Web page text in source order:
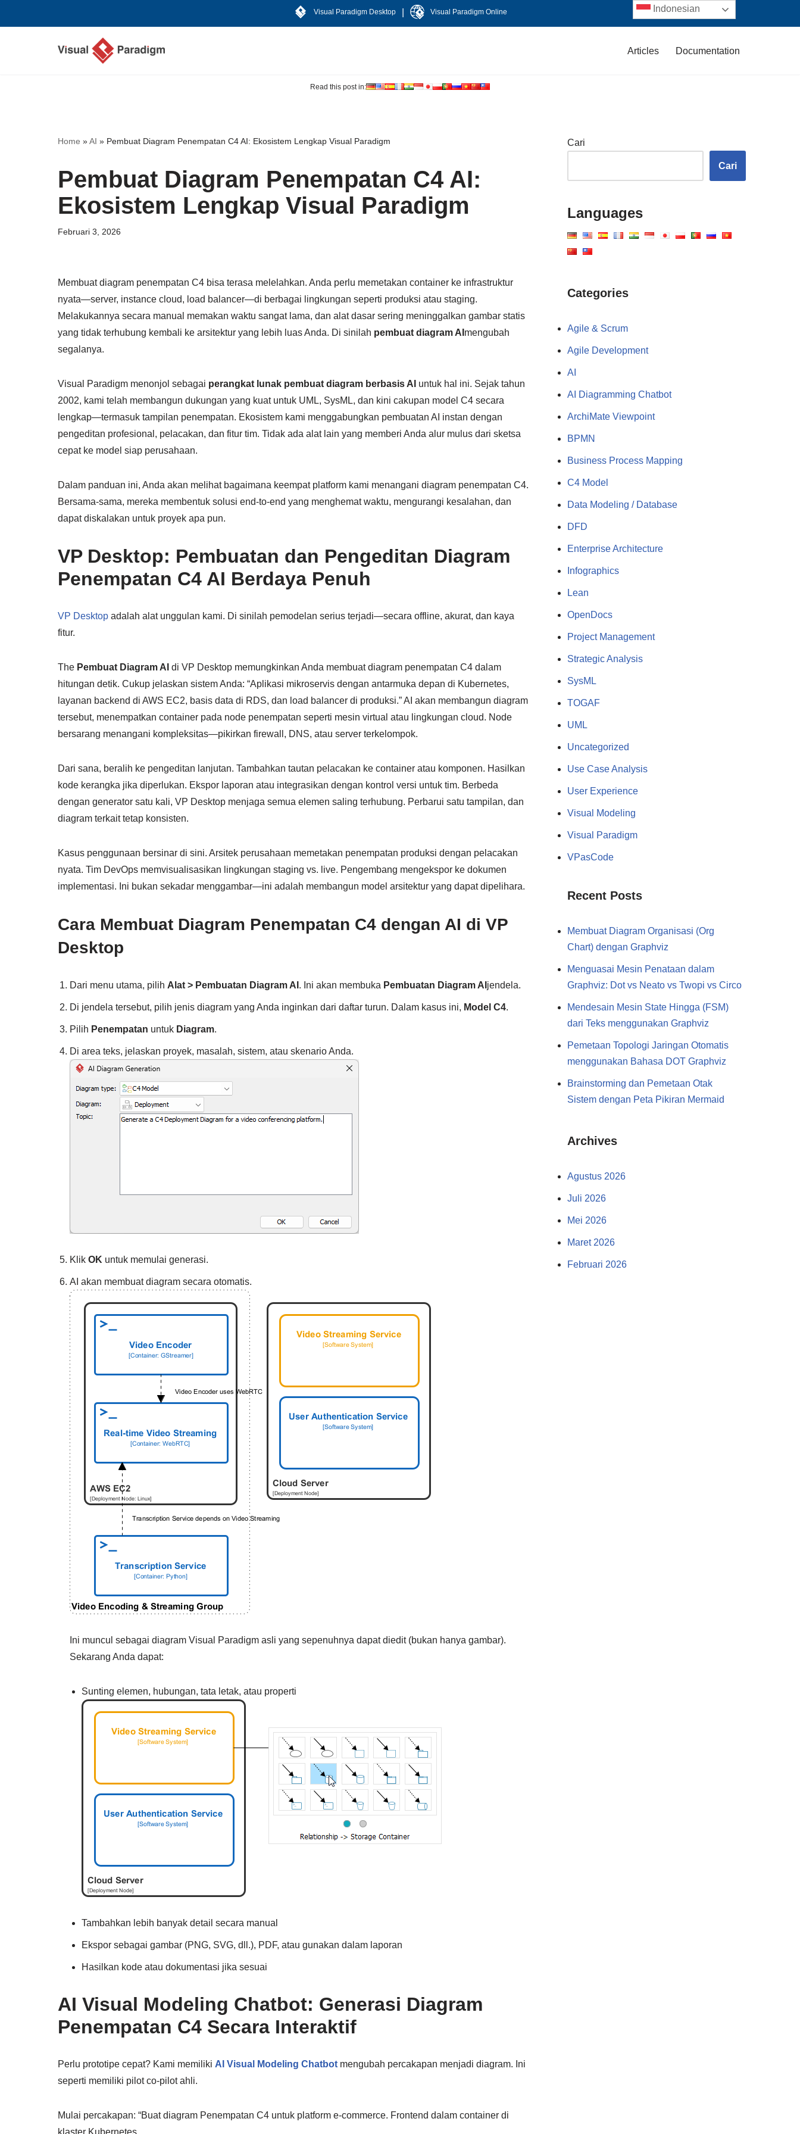
Visual Paradigm Desktop Visual Paradigm Online
Articles Documentation
Read this post in:
Home »AI » Pembuat Diagram Penempatan C4 AI: Ekosistem Lengkap Visual Paradigm
Pembuat Diagram Penempatan C4 AI:
Ekosistem Lengkap Visual Paradigm
Februari 3, 2026
Membuat diagram penempatan C4 bisa terasa melelahkan. Anda perlu memetakan container ke infrastruktur
nyata—server, instance cloud, load balancer—di berbagai lingkungan seperti produksi atau staging.
Melakukannya secara manual memakan waktu sangat lama, dan alat dasar sering meninggalkan gambar statis
yang tidak terhubung kembali ke arsitektur yang lebih luas Anda. Di sinilah pembuat diagram AI mengubah
segalanya.
Visual Paradigm menonjol sebagai perangkat lunak pembuat diagram berbasis AI untuk hal ini. Sejak tahun
2002, kami telah membangun dukungan yang kuat untuk UML, SysML, dan kini cakupan model C4 secara
lengkap—termasuk tampilan penempatan. Ekosistem kami menggabungkan pembuatan AI instan dengan
pengeditan profesional, pelacakan, dan fitur tim. Tidak ada alat lain yang memberi Anda alur mulus dari sketsa
cepat ke model siap perusahaan.
Dalam panduan ini, Anda akan melihat bagaimana keempat platform kami menangani diagram penempatan C4.
Bersama-sama, mereka membentuk solusi end-to-end yang menghemat waktu, mengurangi kesalahan, dan
dapat diskalakan untuk proyek apa pun.
VP Desktop: Pembuatan dan Pengeditan Diagram
Penempatan C4 AI Berdaya Penuh
VP Desktop adalah alat unggulan kami. Di sinilah pemodelan serius terjadi—secara offline, akurat, dan kaya
fitur.
The Pembuat Diagram AI di VP Desktop memungkinkan Anda membuat diagram penempatan C4 dalam
hitungan detik. Cukup jelaskan sistem Anda: “Aplikasi mikroservis dengan antarmuka depan di Kubernetes,
layanan backend di AWS EC2, basis data di RDS, dan load balancer di produksi.” AI akan membangun diagram
tersebut, menempatkan container pada node penempatan seperti mesin virtual atau lingkungan cloud. Node
bersarang menangani kompleksitas—pikirkan firewall, DNS, atau server terkelompok.
Dari sana, beralih ke pengeditan lanjutan. Tambahkan tautan pelacakan ke container atau komponen. Hasilkan
kode kerangka jika diperlukan. Ekspor laporan atau integrasikan dengan kontrol versi untuk tim. Berbeda
dengan generator satu kali, VP Desktop menjaga semua elemen saling terhubung. Perbarui satu tampilan, dan
diagram terkait tetap konsisten.
Kasus penggunaan bersinar di sini. Arsitek perusahaan memetakan penempatan produksi dengan pelacakan
nyata. Tim DevOps memvisualisasikan lingkungan staging vs. live. Pengembang mengekspor ke dokumen
implementasi. Ini bukan sekadar menggambar—ini adalah membangun model arsitektur yang dapat dipelihara.
Cara Membuat Diagram Penempatan C4 dengan AI di VP
Desktop
Dari menu utama, pilih Alat > Pembuatan Diagram AI . Ini akan membuka Pembuatan Diagram AI jendela.
Di jendela tersebut, pilih jenis diagram yang Anda inginkan dari daftar turun. Dalam kasus ini, Model C4.
Pilih Penempatan untuk Diagram.
Di area teks, jelaskan proyek, masalah, sistem, atau skenario Anda.
Klik OK untuk memulai generasi.
AI akan membuat diagram secara otomatis.
Ini muncul sebagai diagram Visual Paradigm asli yang sepenuhnya dapat diedit (bukan hanya gambar).
Sekarang Anda dapat:
Sunting elemen, hubungan, tata letak, atau properti
Tambahkan lebih banyak detail secara manual
Ekspor sebagai gambar (PNG, SVG, dll.), PDF, atau gunakan dalam laporan
Hasilkan kode atau dokumentasi jika sesuai
AI Visual Modeling Chatbot: Generasi Diagram
Penempatan C4 Secara Interaktif
Perlu prototipe cepat? Kami memiliki AI Visual Modeling Chatbot mengubah percakapan menjadi diagram. Ini
seperti memiliki pilot co-pilot ahli.
Mulai percakapan: “Buat diagram Penempatan C4 untuk platform e-commerce. Frontend dalam container di
klaster Kubernetes
Cari
Cari
Languages
Categories
Agile & Scrum
Agile Development
AI
AI Diagramming Chatbot
ArchiMate Viewpoint
BPMN
Business Process Mapping
C4 Model
Data Modeling / Database
DFD
Enterprise Architecture
Infographics
Lean
OpenDocs
Project Management
Strategic Analysis
SysML
TOGAF
UML
Uncategorized
Use Case Analysis
User Experience
Visual Modeling
Visual Paradigm
VPasCode
Recent Posts
Membuat Diagram Organisasi (Org
Chart) dengan Graphviz
Menguasai Mesin Penataan dalam
Graphviz: Dot vs Neato vs Twopi vs Circo
Mendesain Mesin State Hingga (FSM)
dari Teks menggunakan Graphviz
Pemetaan Topologi Jaringan Otomatis
menggunakan Bahasa DOT Graphviz
Brainstorming dan Pemetaan Otak
Sistem dengan Peta Pikiran Mermaid
Archives
Agustus 2026
Juli 2026
Mei 2026
Maret 2026
Februari 2026
Indonesian